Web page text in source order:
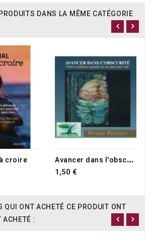
DANS LA MÊME CATÉGORIE
STOCK
croire RUPTURE DE STOCK A
vancer dans l'obscurité
1,50 €
QUI ONT ACHETÉ CE PRODUIT ONT
ACHETÉ :